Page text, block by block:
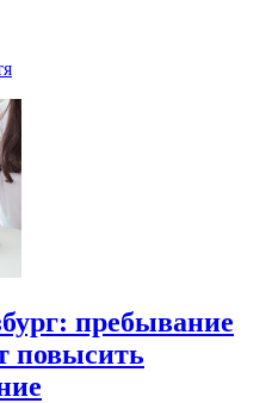
пребывание
повысить